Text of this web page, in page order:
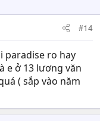
#14
paradise ro hay
e ở 13 lương văn
( sắp vào năm